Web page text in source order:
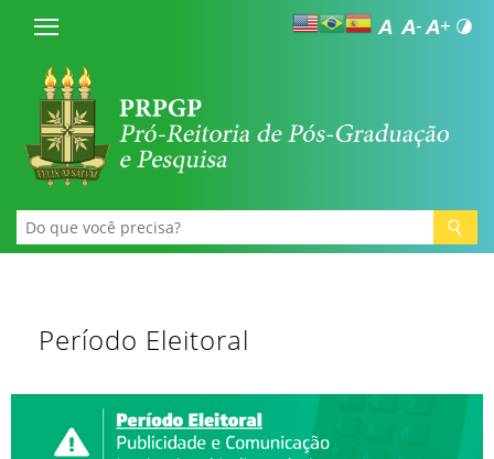
Período Eleitoral